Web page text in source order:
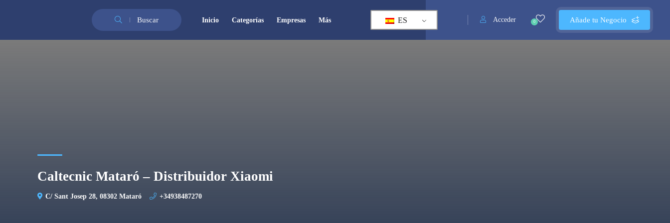
Buscar Añade tu Negocio
0
Acceder
ES
Inicio Categorías Empresas Más
Caltecnic Mataró – Distribuidor Xiaomi
C/ Sant Josep 28, 08302 Mataró +34938487270